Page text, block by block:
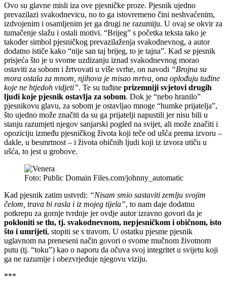
Ovo su glavne misli iza ove pjesničke proze. Pjesnik ujedno
prevazilazi svakodnevicu, no to ga istovremeno čini neshvaćenim,
izdvojenim i osamljenim jer ga drugi ne razumiju. U ovaj se okvir za
tumačenje slažu i ostali motivi. “Brijeg” s početka teksta tako je
također simbol pjesničkog prevazilaženja svakodnevnog, a autor
dodatno ističe kako “nije san taj brijeg, to je tajna”. Kad se pjesnik
prisjeća što je u svome uzdizanju iznad svakodnevnog morao
ostaviti za sobom i žrtvovati u više svrhe, on navodi “Brojna su
mora ostala za mnom, njihova je misao mrtva, ona oplođuju tuđine
koje ne htjedoh vidjeti”. Te su tuđine prizemniji svjetovi drugih
ljudi koje pjesnik ostavlja za sobom. Dok je “nebo hranilo”
pjesnikovu glavu, za sobom je ostavljao mnoge “humke prijatelja”,
što ujedno može značiti da su ga prijatelji napustili jer nisu bili u
stanju razumjeti njegov sanjarski pogled na svijet, ali može značiti i
opoziciju između pjesničkog života koji teče od ušća prema izvoru –
dakle, u besmrtnost – i života običnih ljudi koji iz izvora utiču u
ušća, to jest u grobove.
Foto: Public Domain Files.com/johnny_automatic
Kad pjesnik zatim ustvrdi: “Nisam smio sastaviti zemlju svojim
čelom, trava bi rasla i iz mojeg tijela”, to nam daje dodatnu
potkrepu za gornje tvrdnje jer ovdje autor izravno govori da je
pokloniti se tlu, tj. svakodnevnom, nepjesničkom i običnom, isto
što i umrijeti, stopiti se s travom. U ostatku pjesme pjesnik
uglavnom na preneseni način govori o svome mučnom životnom
putu (tj. “toku”) kao o naporu da očuva svoj integritet u svijetu koji
ga ne razumije i obezvrjeđuje njegovu viziju.
***